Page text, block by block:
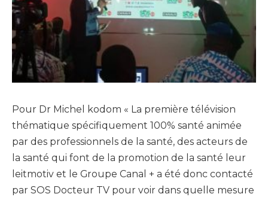
Pour Dr Michel kodom « La première télévision
thématique spécifiquement 100% santé animée
par des professionnels de la santé, des acteurs de
la santé qui font de la promotion de la santé leur
leitmotiv et le Groupe Canal + a été donc contacté
par SOS Docteur TV pour voir dans quelle mesure